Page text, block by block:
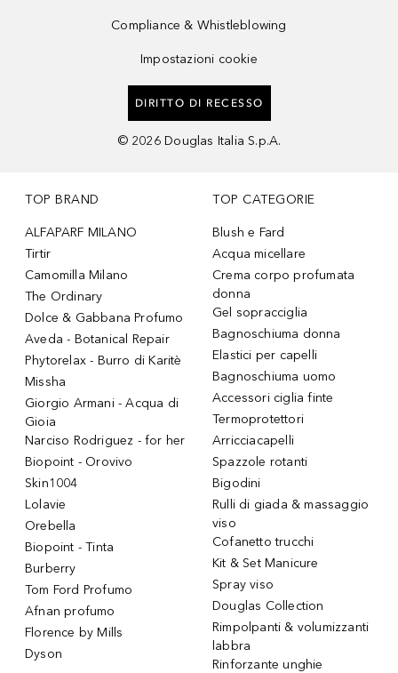
Compliance & Whistleblowing
Impostazioni cookie
DIRITTO DI RECESSO
© 2026 Douglas Italia S.p.A.
TOP BRAND
ALFAPARF MILANO
Tirtir
Camomilla Milano
The Ordinary
Dolce & Gabbana Profumo
Aveda - Botanical Repair
Phytorelax - Burro di Karitè
Missha
Giorgio Armani - Acqua di
Gioia
Narciso Rodriguez - for her
Biopoint - Orovivo
Skin1004
Lolavie
Orebella
Biopoint - Tinta
Burberry
Tom Ford Profumo
Afnan profumo
Florence by Mills
Dyson
TOP CATEGORIE
Blush e Fard
Acqua micellare
Crema corpo profumata
donna
Gel sopracciglia
Bagnoschiuma donna
Elastici per capelli
Bagnoschiuma uomo
Accessori ciglia finte
Termoprotettori
Arricciacapelli
Spazzole rotanti
Bigodini
Rulli di giada & massaggio
viso
Cofanetto trucchi
Kit & Set Manicure
Spray viso
Douglas Collection
Rimpolpanti & volumizzanti
labbra
Rinforzante unghie